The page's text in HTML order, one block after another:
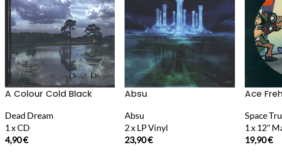
A Colour Cold Black
Dead Dream
1 x CD
4,90€
Absu
Absu
2 x LP Vinyl
23,90€
Ace
Space
1 x 12"
19,90€